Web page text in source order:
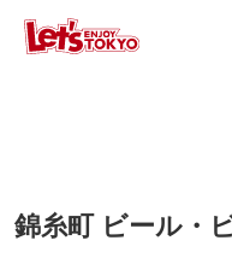
錦糸町 ビール・